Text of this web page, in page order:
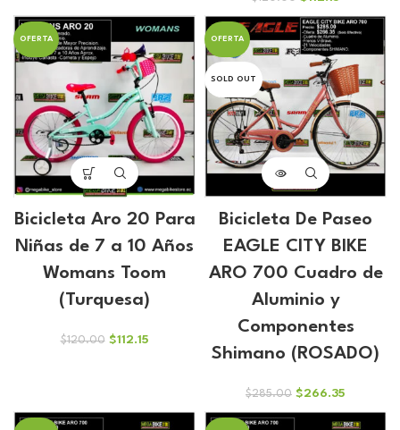
era:
es:
precio
original
era:
$120.00.
precio
actual
es:
$112.15.
OFERTA
Bicicleta Aro 20 Para
Niñas de 7 a 10 Años
Womans Toom
(Turquesa)
$120.00 El
$112.15El
OFERTA
SOLD OUT
Bicicleta De Paseo
EAGLE CITY BIKE
ARO 700 Cuadro de
Aluminio y
Componentes
Shimano (ROSADO)
$285.00 El
precio
original
$266.35
precio
actual